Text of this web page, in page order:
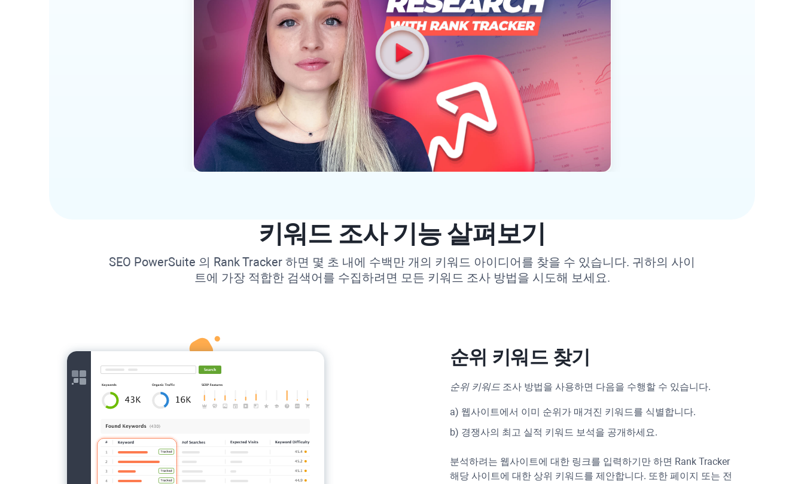
키워드 조사 기능 살펴보기
SEO PowerSuite 의 Rank Tracker 하면 몇 초 내에 수백만 개의 키워드 아이디어를 찾을 수 있습니다. 귀하의 사이
트에 가장 적합한 검색어를 수집하려면 모든 키워드 조사 방법을 시도해 보세요.
순위 키워드 찾기
순위 키워드 조사 방법을 사용하면 다음을 수행할 수 있습니다.
a) 웹사이트에서 이미 순위가 매겨진 키워드를 식별합니다.
b) 경쟁사의 최고 실적 키워드 보석을 공개하세요.
분석하려는 웹사이트에 대한 링크를 입력하기만 하면 Rank Tracker
해당 사이트에 대한 상위 키워드를 제안합니다. 또한 페이지 또는 전